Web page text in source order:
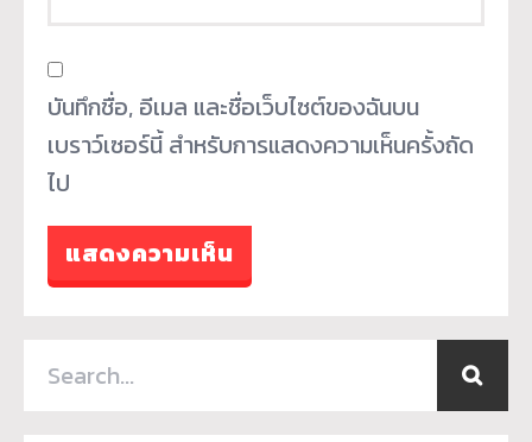
บันทึกชื่อ, อีเมล และชื่อเว็บไซต์ของฉันบน
เบราว์เซอร์นี้ สำหรับการแสดงความเห็นครั้งถัด
ไป